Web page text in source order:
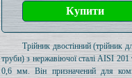
Трійник двостінний (трійник
труби) з нержавіючої сталі AISI
0,6 мм. Він призначений для